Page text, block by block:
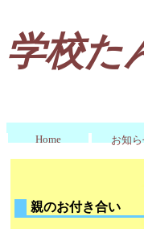
学校た
Home お知
親のお付き合い